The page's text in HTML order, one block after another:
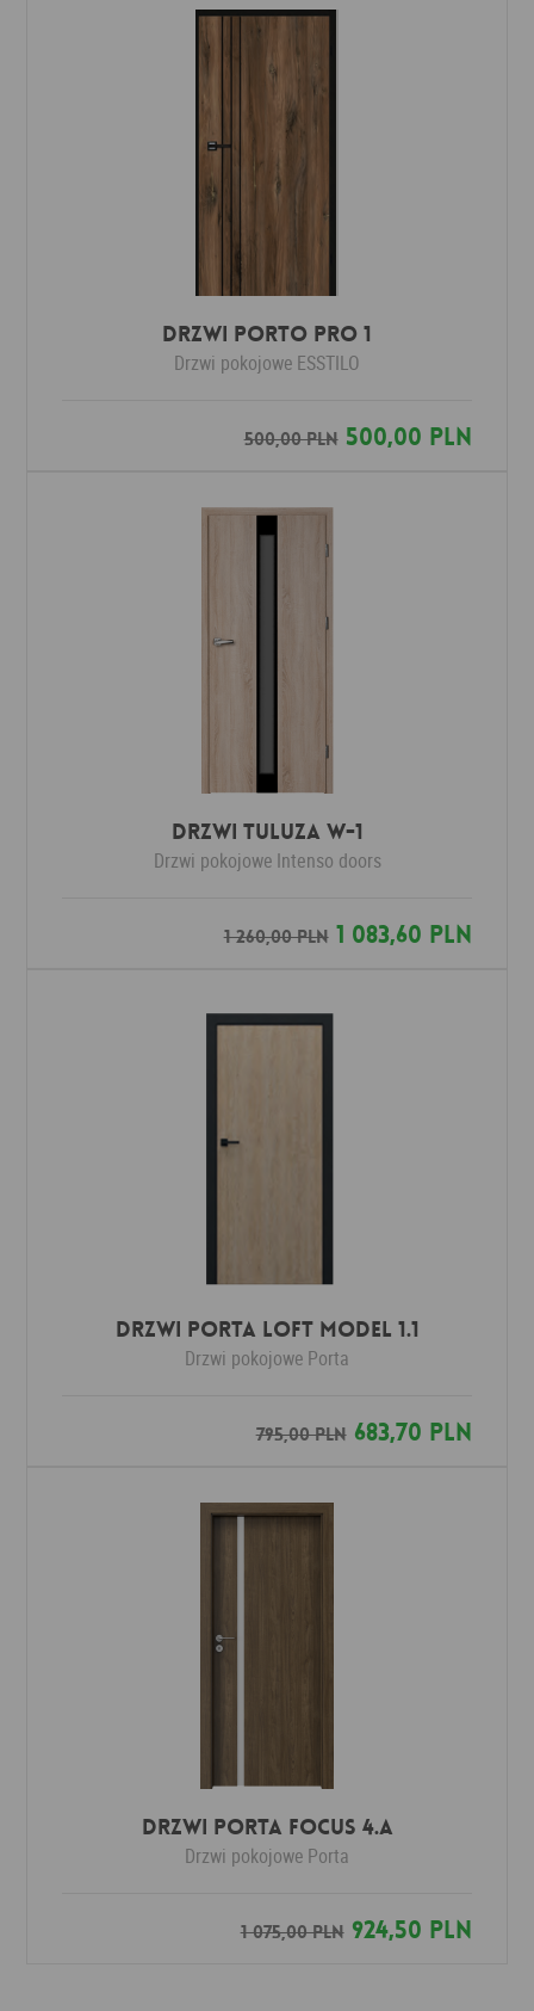
Drzwi Porto Pro 1
Drzwi pokojowe ESSTILO
500,00 PLN500,00 PLN
Drzwi Tuluza W-1
Drzwi pokojowe Intenso doors
1 260,00 PLN1 083,60 PLN
Drzwi Porta LOFT MODEL 1.1
Drzwi pokojowe Porta
795,00 PLN683,70 PLN
DRZWI PORTA FOCUS 4.A
Drzwi pokojowe Porta
1 075,00 PLN924,50 PLN